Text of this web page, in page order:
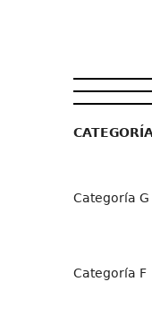
Categoría G
Categoría F